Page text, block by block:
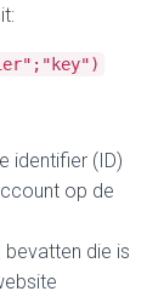
identifier (ID)
op de
die is